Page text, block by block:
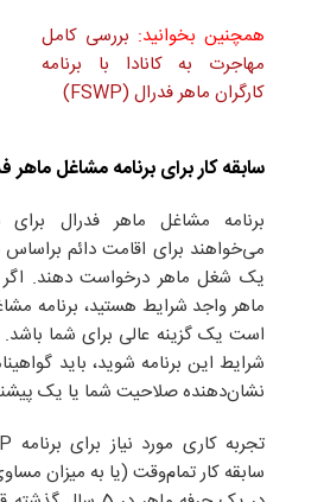
همچنین بخوانید: بررسی کامل
مهاجرت به کانادا با برنامه
کارگران ماهر فدرال (FSWP)
سابقه کار برای برنامه مشاغل ماهر
برنامه مشاغل ماهر فدرال
می‌خواهند برای اقامت دائم
یک شغل ماهر درخواست دهند.
ماهر واجد شرایط هستید، برنامه
است یک گزینه عالی برای شما باشد.
شرایط این برنامه شوید، باید
نشان‌دهنده صلاحیت شما یا یک
سابقه کار تمام‌وقت (یا به میزان